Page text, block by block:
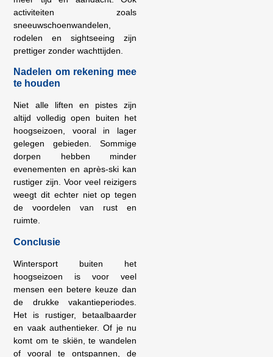
activiteiten zoals
sneeuwschoenwandelen,
rodelen en sightseeing zijn
prettiger zonder wachttijden.
Nadelen om rekening mee
te houden
Niet alle liften en pistes zijn
altijd volledig open buiten het
hoogseizoen, vooral in lager
gelegen gebieden. Sommige
dorpen hebben minder
evenementen en après-ski kan
rustiger zijn. Voor veel reizigers
weegt dit echter niet op tegen
de voordelen van rust en
ruimte.
Conclusie
Wintersport buiten het
hoogseizoen is voor veel
mensen een betere keuze dan
de drukke vakantieperiodes.
Het is rustiger, betaalbaarder
en vaak authentieker. Of je nu
komt om te skiën, te wandelen
of vooral te ontspannen, de